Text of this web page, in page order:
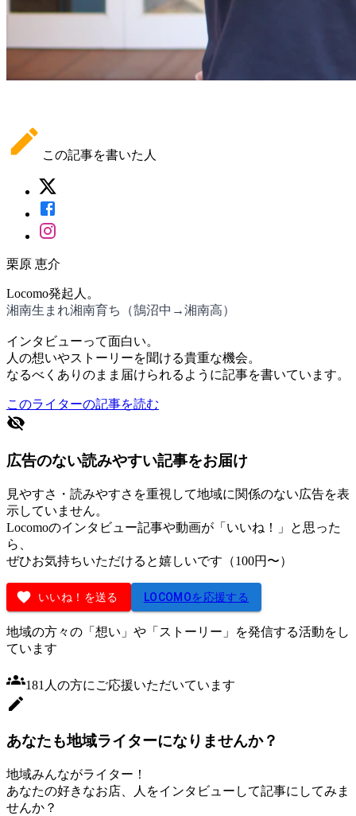
この記事を書いた人
栗原 恵介
Locomo発起人。
湘南生まれ湘南育ち（鵠沼中→湘南高）
インタビューって面白い。
人の想いやストーリーを聞ける貴重な機会。
なるべくありのまま届けられるように記事を書いています。
このライターの記事を読む
広告のない読みやすい記事をお届け
見やすさ・読みやすさを重視して地域に関係のない広告を表
示していません。
Locomoのインタビュー記事や動画が「いいね！」と思った
ら、
ぜひお気持ちいただけると嬉しいです（100円〜）
いいね！を送る LOCOMOを応援する
地域の方々の「想い」や「ストーリー」を発信する活動をし
ています
181 人 の方にご応援いただいています
あなたも地域ライターになりませんか？
地域みんながライター！
あなたの好きなお店、人をインタビューして記事にしてみま
せんか？